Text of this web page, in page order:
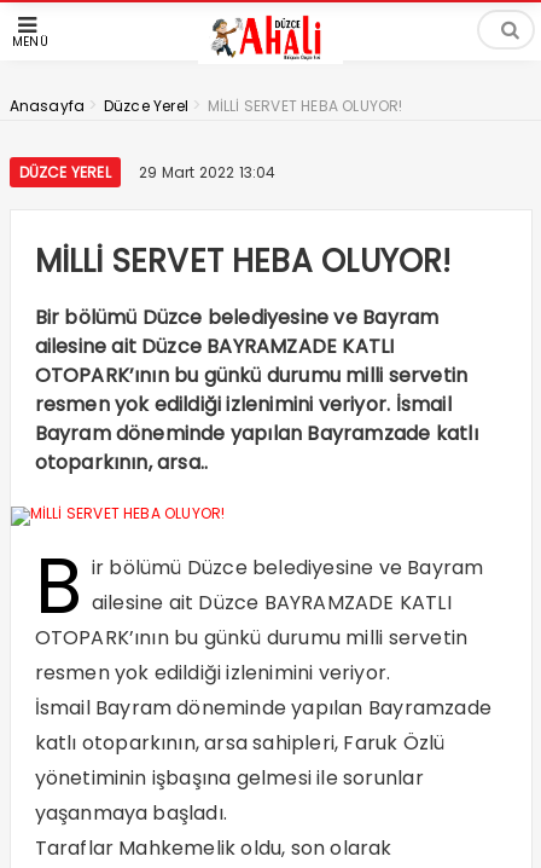
MENÜ
Anasayfa > Düzce Yerel > MİLLİ SERVET HEBA OLUYOR!
DÜZCE YEREL 29 Mart 2022 13:04
MİLLİ SERVET HEBA OLUYOR!
Bir bölümü Düzce belediyesine ve Bayram
ailesine ait Düzce BAYRAMZADE KATLI
OTOPARK’ının bu günkü durumu milli servetin
resmen yok edildiği izlenimini veriyor. İsmail
Bayram döneminde yapılan Bayramzade katlı
otoparkının, arsa..
B ir bölümü Düzce belediyesine ve Bayram
ailesine ait Düzce BAYRAMZADE KATLI
OTOPARK’ının bu günkü durumu milli servetin
resmen yok edildiği izlenimini veriyor.
İsmail Bayram döneminde yapılan Bayramzade
katlı otoparkının, arsa sahipleri, Faruk Özlü
yönetiminin işbaşına gelmesi ile sorunlar
yaşanmaya başladı.
Taraflar Mahkemelik oldu, son olarak